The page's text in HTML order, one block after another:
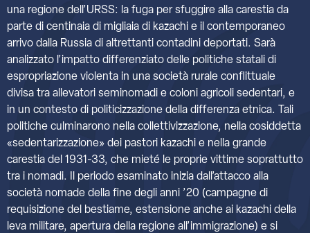
una regione dell’URSS: la fuga per sfuggire alla carestia da
parte di centinaia di migliaia di kazachi e il contemporaneo
arrivo dalla Russia di altrettanti contadini deportati. Sarà
analizzato l’impatto differenziato delle politiche statali di
espropriazione violenta in una società rurale conflittuale
divisa tra allevatori seminomadi e coloni agricoli sedentari, e
in un contesto di politicizzazione della differenza etnica. Tali
politiche culminarono nella collettivizzazione, nella cosiddetta
«sedentarizzazione» dei pastori kazachi e nella grande
carestia del 1931-33, che mieté le proprie vittime soprattutto
tra i nomadi. Il periodo esaminato inizia dall’attacco alla
società nomade della fine degli anni ’20 (campagne di
requisizione del bestiame, estensione anche ai kazachi della
leva militare, apertura della regione all’immigrazione) e si